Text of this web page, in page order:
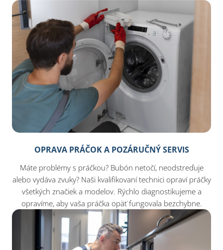
mohli vrátiť k bezstarostnému praniu.
OPRAVA PRÁČOK A POZÁRUČNÝ SERVIS
Máte problémy s práčkou? Bubón netočí, neodstreďuje
alebo vydáva zvuky? Naši kvalifikovaní technici opraví práčky
všetkých značiek a modelov. Rýchlo diagnostikujeme a
opravíme, aby vaša práčka opäť fungovala bezchybne.